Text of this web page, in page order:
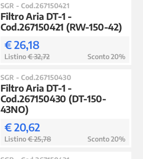
SGR - Cod.267150421
Filtro Aria DT-1 -
Cod.267150421 (RW-150-42)
€ 26,18
Listino€ 32,72 Sconto 20%
SGR - Cod.267150430
Filtro Aria DT-1 -
Cod.267150430 (DT-150-
43NO)
€ 20,62
Listino€ 25,78 Sconto 20%